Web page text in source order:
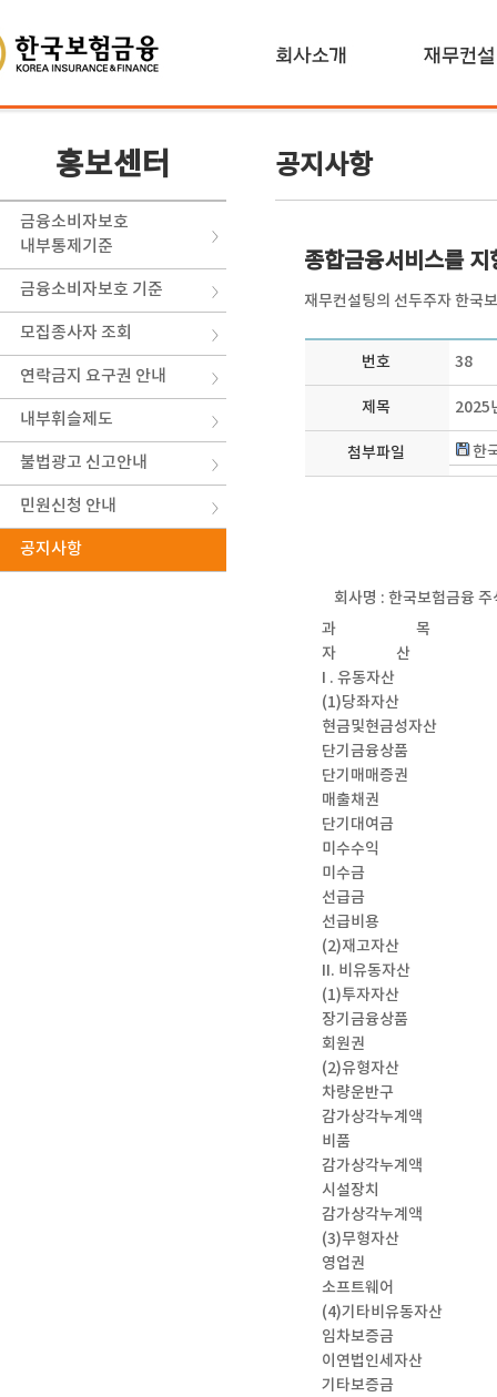
홍보센터
금융소비자보호
내부통제기준
금융소비자보호 기준
모집종사자 조회
연락금지 요구권 안내
내부휘슬제도
불법광고 신고안내
민원신청 안내
공지사항
공지사항
종합금융서비스를
재무컨설팅의 선두주자 한국
번호 38
제목 2025
첨부파일 한
회사명 : 한국보험금융
과 목
자 산
I . 유동자산
(1)당좌자산
현금및현금성자산
단기금융상품
단기매매증권
매출채권
단기대여금
미수수익
미수금
선급금
선급비용
(2)재고자산
II. 비유동자산
(1)투자자산
장기금융상품
회원권
(2)유형자산
차량운반구
감가상각누계액
비품
감가상각누계액
시설장치
감가상각누계액
(3)무형자산
영업권
소프트웨어
(4)기타비유동자산
임차보증금
이연법인세자산
기타보증금